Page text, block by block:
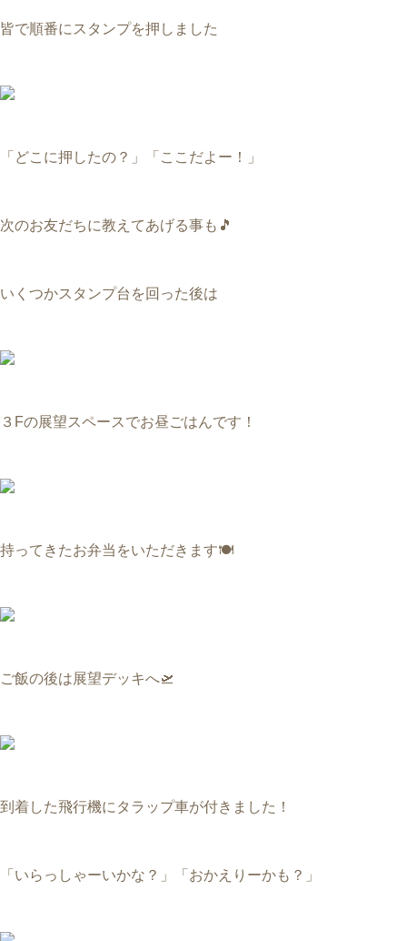
皆で順番にスタンプを押しました
「どこに押したの？」 「ここだよー！」
次のお友だちに教えてあげる事も🎵
いくつかスタンプ台を回った後は
３Fの展望スペースでお昼ごはんです！
持ってきたお弁当をいただきます🍽️
ご飯の後は展望デッキへ🛫
到着した飛行機にタラップ車が付きました！
「いらっしゃーいかな？」 「おかえりーかも？」